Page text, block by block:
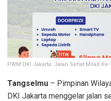
PWM DKI Jakarta: Jalan Sehat Milad
Tangselmu – Pimpinan
DKI Jakarta menggelar jalan